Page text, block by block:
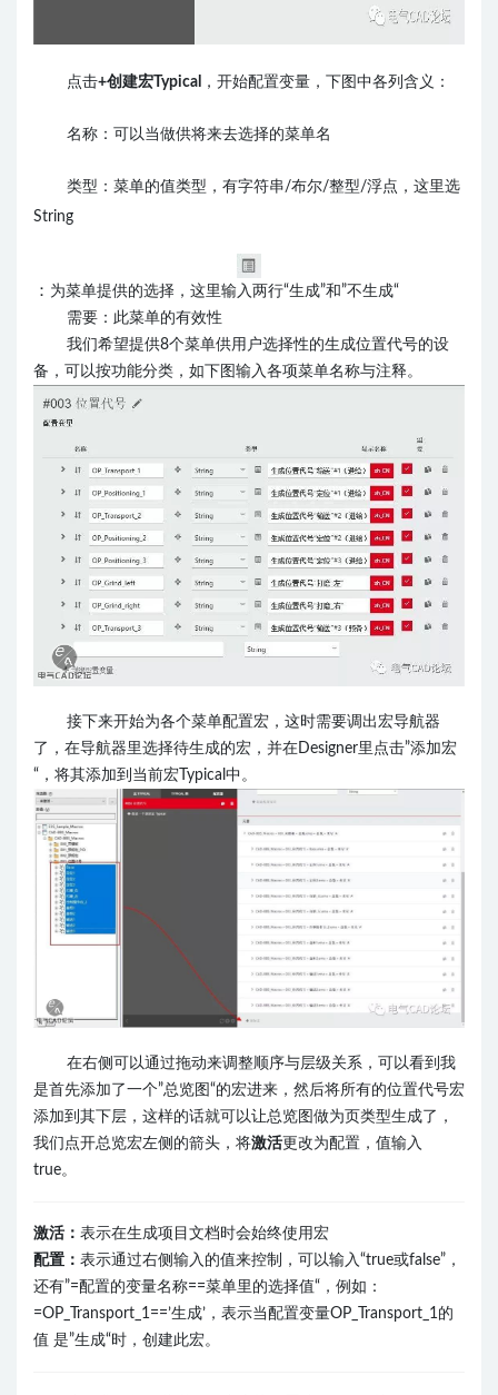
点击+创建宏Typical ，开始配置变量，下图中各列含义：
名称：可以当做供将来去选择的菜单名
类型：菜单的值类型，有字符串/布尔/整型/浮点，这里选
String
： 为菜单提供的选择，这里输入两行“生成”和”不生成“
需要：此菜单的有效性
我们希望提供8个菜单供用户选择性的生成位置代号的设
备，可以按功能分类，如下图输入各项菜单名称与注释。
接下来开始为各个菜单配置宏，这时需要调出宏导航器
了，在导航器里选择待生成的宏，并在Designer里点击”添加宏
“，将其添加到当前宏Typical中。
在右侧可以通过拖动来调整顺序与层级关系，可以看到我
是首先添加了一个”总览图“的宏进来，然后将所有的位置代号宏
添加到其下层，这样的话就可以让总览图做为页类型生成了，
我们点开总览宏左侧的箭头，将激活更改为配置，值输入
true。
激活： 表示在生成项目文档时会始终使用宏
配置： 表示通过右侧输入的值来控制，可以输入“true或false”，
还有”=配置的变量名称==菜单里的选择值“，例如：
=OP_Transport_1==’生成’，表示当配置变量OP_Transport_1的
值 是”生成“时，创建此宏。